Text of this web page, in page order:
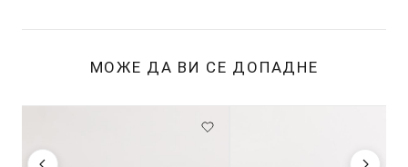
МОЖЕ ДА ВИ СЕ ДОПАДНЕ